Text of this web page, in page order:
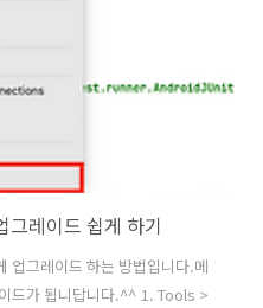
레이드 쉽게 하기
그레이드 하는 방법입니다.메
드가 됩니답니다.^^ 1. Tools >